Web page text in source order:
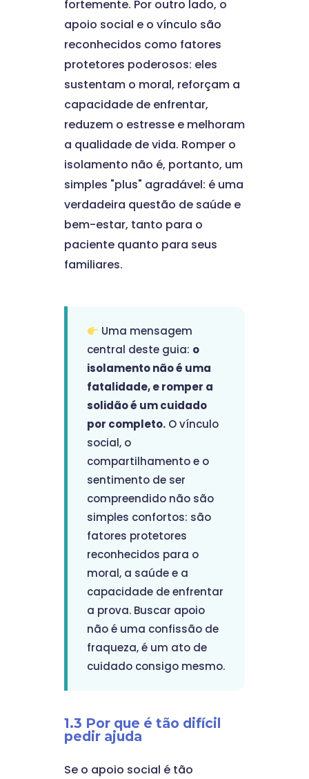
fortemente. Por outro lado, o
apoio social e o vínculo são
reconhecidos como fatores
protetores poderosos: eles
sustentam o moral, reforçam a
capacidade de enfrentar,
reduzem o estresse e melhoram
a qualidade de vida. Romper o
isolamento não é, portanto, um
simples "plus" agradável: é uma
verdadeira questão de saúde e
bem-estar, tanto para o
paciente quanto para seus
familiares.
Uma mensagem
central deste guia: o
isolamento não é uma
fatalidade, e romper a
solidão é um cuidado
por completo.O vínculo
social, o
compartilhamento e o
sentimento de ser
compreendido não são
simples confortos: são
fatores protetores
reconhecidos para o
moral, a saúde e a
capacidade de enfrentar
a prova. Buscar apoio
não é uma confissão de
fraqueza, é um ato de
cuidado consigo mesmo.
1.3 Por que é tão difícil
pedir ajuda
Se o apoio social é tão